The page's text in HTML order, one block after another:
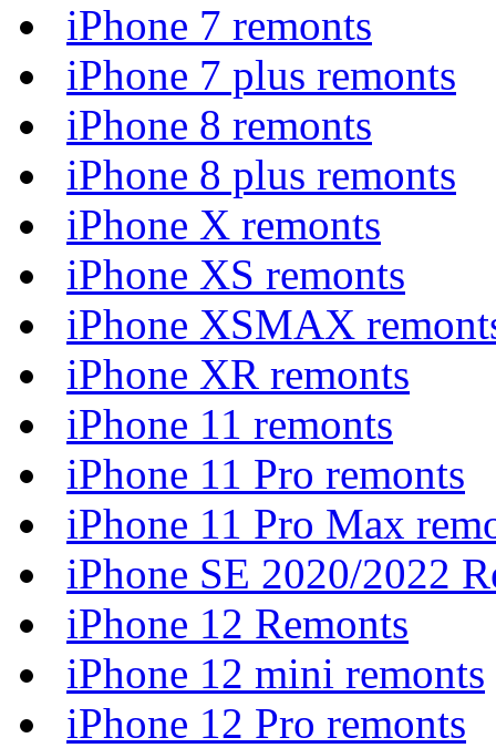
iPhone 7 remonts
iPhone 7 plus remonts
iPhone 8 remonts
iPhone 8 plus remonts
iPhone X remonts
iPhone XS remonts
iPhone XSMAX
iPhone XR remonts
iPhone 11 remonts
iPhone 11 Pro remonts
iPhone 11 Pro Max
iPhone SE 2020/2022
iPhone 12 Remonts
iPhone 12 mini remonts
iPhone 12 Pro remonts